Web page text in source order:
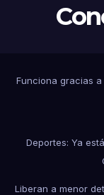
Funciona gracias a
Deportes: Ya
Liberan a menor